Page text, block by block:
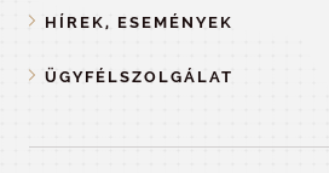
HÍREK, ESEMÉNYEK
ÜGYFÉLSZOLGÁLAT